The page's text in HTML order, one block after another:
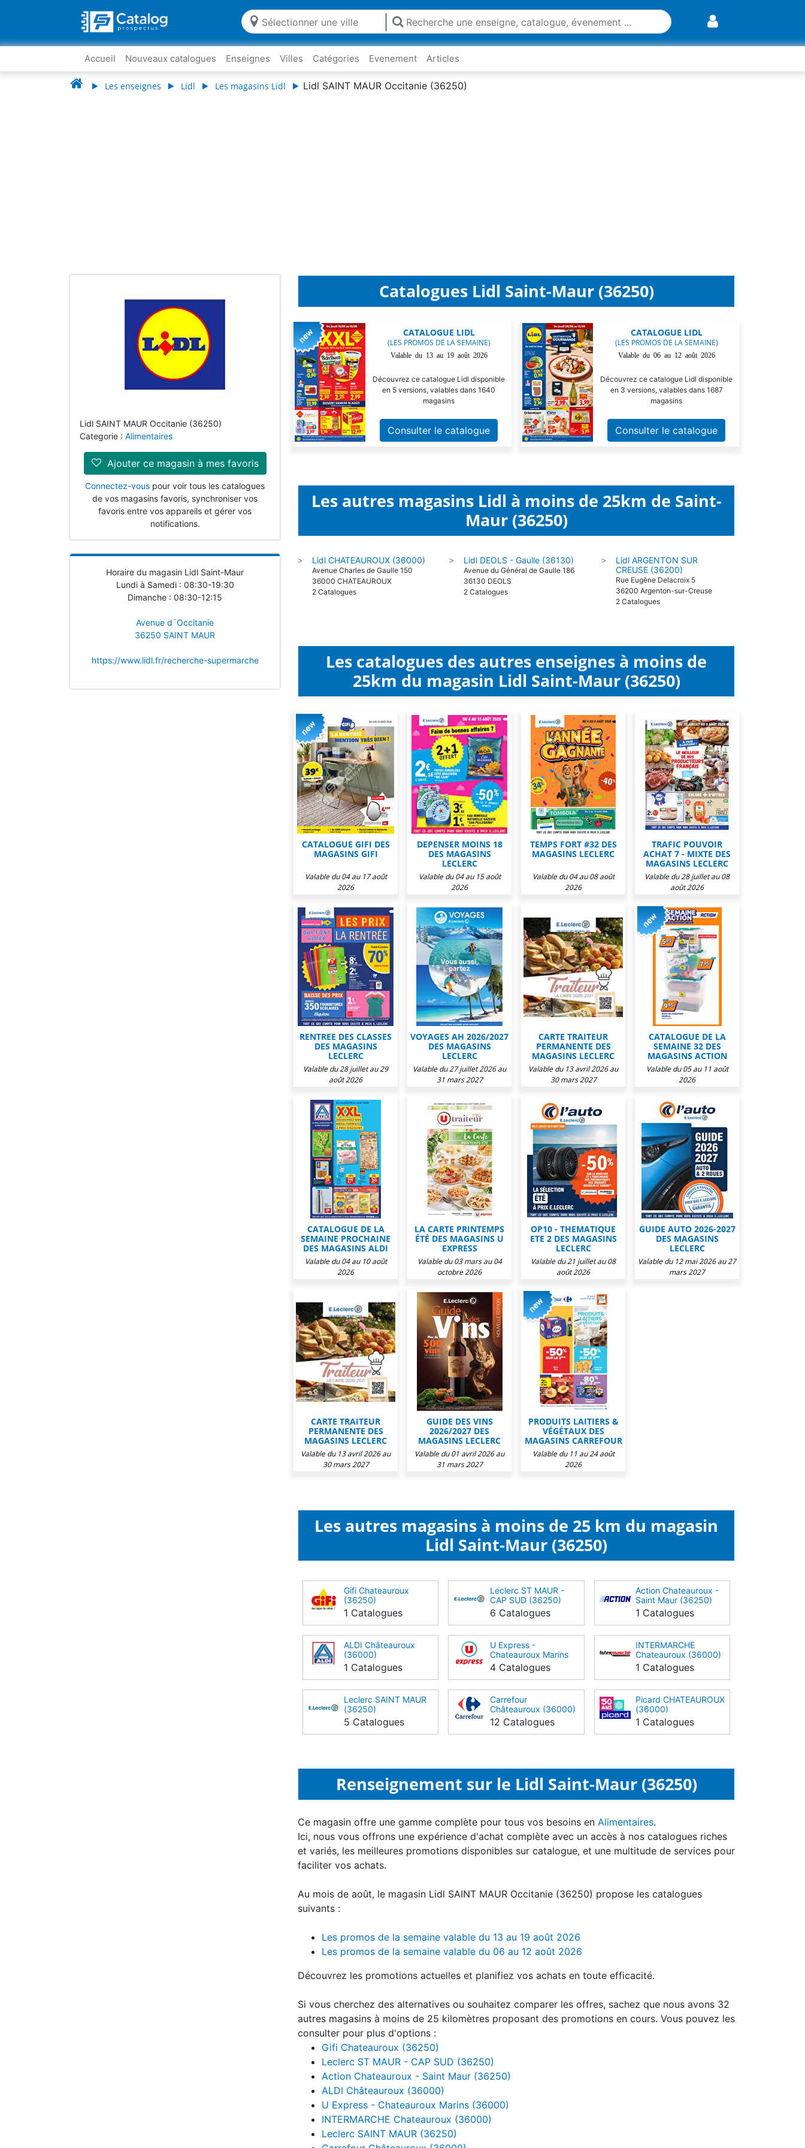
Accueil Nouveaux catalogues Enseignes Villes Catégories Evenement Articles
Les enseignes Lidl Les magasins Lidl Lidl SAINT MAUR Occitanie (36250)
Lidl SAINT MAUR Occitanie (36250)
Categorie : Alimentaires
Ajouter ce magasin à mes favoris
Connectez-vous pour voir tous les catalogues
de vos magasins favoris, synchroniser vos
favoris entre vos appareils et gérer vos
notifications.
Horaire du magasin Lidl Saint-Maur
Lundi à Samedi : 08:30-19:30
Dimanche : 08:30-12:15
Avenue d´Occitanie
36250 SAINT MAUR
https://www.lidl.fr/recherche-supermarche
Catalogues Lidl Saint-Maur (36250)
CATALOGUE LIDL
(LES PROMOS DE LA SEMAINE)
Valable du 13 au 19 août 2026
Découvrez ce catalogue Lidl disponible
en 5 versions, valables dans 1640
magasins
Consulter le catalogue
CATALOGUE LIDL
(LES PROMOS DE LA SEMAINE)
Valable du 06 au 12 août 2026
Découvrez ce catalogue Lidl disponible
en 3 versions, valables dans 1687
magasins
Consulter le catalogue
Les autres magasins Lidl à moins de 25km de Saint-
Maur (36250)
> Lidl CHATEAUROUX (36000)
Avenue Charles de Gaulle 150
36000 CHATEAUROUX
2 Catalogues
> Lidl DEOLS - Gaulle (36130)
Avenue du Général de Gaulle 186
36130 DEOLS
2 Catalogues
>
Lidl ARGENTON SUR
CREUSE (36200)
Rue Eugène Delacroix 5
36200 Argenton-sur-Creuse
2 Catalogues
Les catalogues des autres enseignes à moins de
25km du magasin Lidl Saint-Maur (36250)
CATALOGUE GIFI DES
MAGASINS GIFI
Valable du 04 au 17 août
2026
DEPENSER MOINS 18
DES MAGASINS
LECLERC
Valable du 04 au 15 août
2026
TEMPS FORT #32 DES
MAGASINS LECLERC
Valable du 04 au 08 août
2026
TRAFIC POUVOIR
ACHAT 7 - MIXTE DES
MAGASINS LECLERC
Valable du 28 juillet au 08
août 2026
RENTREE DES CLASSES
DES MAGASINS
LECLERC
Valable du 28 juillet au 29
août 2026
VOYAGES AH 2026/2027
DES MAGASINS
LECLERC
Valable du 27 juillet 2026 au
31 mars 2027
CARTE TRAITEUR
PERMANENTE DES
MAGASINS LECLERC
Valable du 13 avril 2026 au
30 mars 2027
CATALOGUE DE LA
SEMAINE 32 DES
MAGASINS ACTION
Valable du 05 au 11 août
2026
CATALOGUE DE LA
SEMAINE PROCHAINE
DES MAGASINS ALDI
Valable du 04 au 10 août
2026
LA CARTE PRINTEMPS
ÉTÉ DES MAGASINS U
EXPRESS
Valable du 03 mars au 04
octobre 2026
OP10 - THEMATIQUE
ETE 2 DES MAGASINS
LECLERC
Valable du 21 juillet au 08
août 2026
GUIDE AUTO 2026-2027
DES MAGASINS
LECLERC
Valable du 12 mai 2026 au 27
mars 2027
CARTE TRAITEUR
PERMANENTE DES
MAGASINS LECLERC
Valable du 13 avril 2026 au
30 mars 2027
GUIDE DES VINS
2026/2027 DES
MAGASINS LECLERC
Valable du 01 avril 2026 au
31 mars 2027
PRODUITS LAITIERS &
VÉGÉTAUX DES
MAGASINS CARREFOUR
Valable du 11 au 24 août
2026
Les autres magasins à moins de 25 km du magasin
Lidl Saint-Maur (36250)
Gifi Chateauroux
(36250)
1 Catalogues
Leclerc ST MAUR -
CAP SUD (36250)
6 Catalogues
Action Chateauroux -
Saint Maur (36250)
1 Catalogues
ALDI Châteauroux
(36000)
1 Catalogues
U Express -
Chateauroux Marins
(36000)
4 Catalogues
INTERMARCHE
Chateauroux (36000)
1 Catalogues
Leclerc SAINT MAUR
(36250)
5 Catalogues
Carrefour
Châteauroux (36000)
12 Catalogues
Picard CHATEAUROUX
(36000)
1 Catalogues
Renseignement sur le Lidl Saint-Maur (36250)
Ce magasin offre une gamme complète pour tous vos besoins en Alimentaires.
Ici, nous vous offrons une expérience d'achat complète avec un accès à nos catalogues riches
et variés, les meilleures promotions disponibles sur catalogue, et une multitude de services pour
faciliter vos achats.
Au mois de août, le magasin Lidl SAINT MAUR Occitanie (36250) propose les catalogues
suivants :
Les promos de la semaine valable du 13 au 19 août 2026
Les promos de la semaine valable du 06 au 12 août 2026
Découvrez les promotions actuelles et planifiez vos achats en toute efficacité.
Si vous cherchez des alternatives ou souhaitez comparer les offres, sachez que nous avons 32
autres magasins à moins de 25 kilomètres proposant des promotions en cours. Vous pouvez les
consulter pour plus d'options :
Gifi Chateauroux (36250)
Leclerc ST MAUR - CAP SUD (36250)
Action Chateauroux - Saint Maur (36250)
ALDI Châteauroux (36000)
U Express - Chateauroux Marins (36000)
INTERMARCHE Chateauroux (36000)
Leclerc SAINT MAUR (36250)